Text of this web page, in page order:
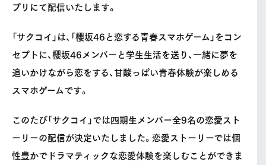
プリにて配信いたします。
「サクコイ」は、「櫻坂46と恋する青春スマホゲーム」をコン
セプトに、櫻坂46メンバーと学生生活を送り、一緒に夢を
追いかけながら恋をする、甘酸っぱい青春体験が楽しめる
スマホゲームです。
このたび「サクコイ」では四期生メンバー全9名の恋愛スト
ーリーの配信が決定いたしました。恋愛ストーリーでは個
性豊かでドラマティックな恋愛体験を楽しむことができま